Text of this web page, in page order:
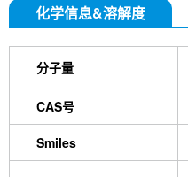
化学信息&溶解度
分子量
CAS号
Smiles